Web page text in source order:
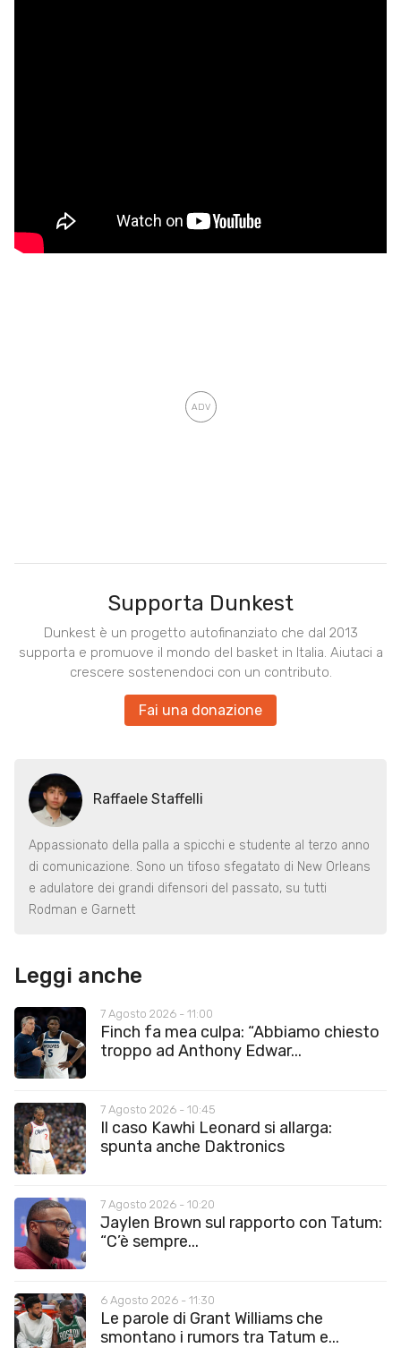
Supporta Dunkest
Dunkest è un progetto autofinanziato che dal 2013
supporta e promuove il mondo del basket in Italia. Aiutaci a
crescere sostenendoci con un contributo.
Fai una donazione
Raffaele Staffelli
Appassionato della palla a spicchi e studente al terzo anno
di comunicazione. Sono un tifoso sfegatato di New Orleans
e adulatore dei grandi difensori del passato, su tutti
Rodman e Garnett
Leggi anche
7 Agosto 2026 - 11:00
Finch fa mea culpa: “Abbiamo chiesto
troppo ad Anthony Edwar...
7 Agosto 2026 - 10:45
Il caso Kawhi Leonard si allarga:
spunta anche Daktronics
7 Agosto 2026 - 10:20
Jaylen Brown sul rapporto con Tatum:
“C’è sempre...
6 Agosto 2026 - 11:30
Le parole di Grant Williams che
smontano i rumors tra Tatum e...